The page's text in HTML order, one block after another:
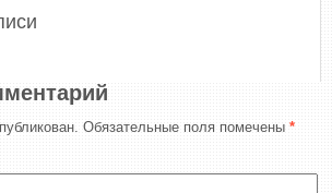
Обязательные поля помечены *